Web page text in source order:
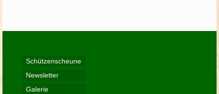
Schützenscheune
Newsletter
Galerie